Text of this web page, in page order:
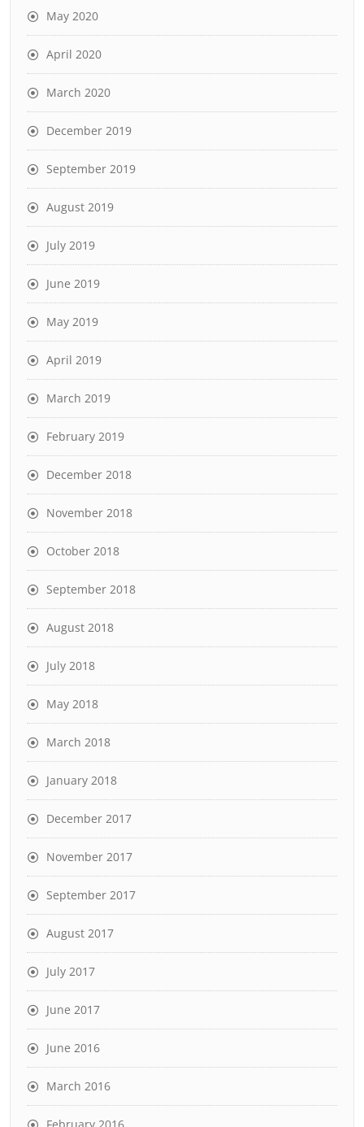
May 2020
April 2020
March 2020
December 2019
September 2019
August 2019
July 2019
June 2019
May 2019
April 2019
March 2019
February 2019
December 2018
November 2018
October 2018
September 2018
August 2018
July 2018
May 2018
March 2018
January 2018
December 2017
November 2017
September 2017
August 2017
July 2017
June 2017
June 2016
March 2016